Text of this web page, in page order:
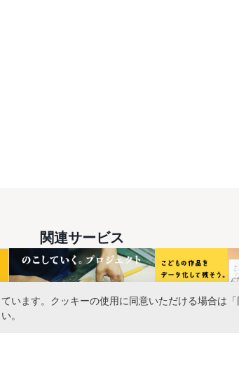
関連サービス
ます。クッキーの使用に同意いただける場合は
。